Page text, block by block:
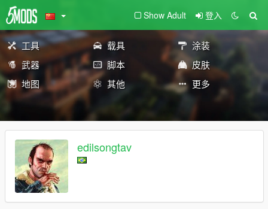
Show Adult 登入
工具 载具
涂装
武器
脚本
皮肤
地图
其他 更多
edilsongtav